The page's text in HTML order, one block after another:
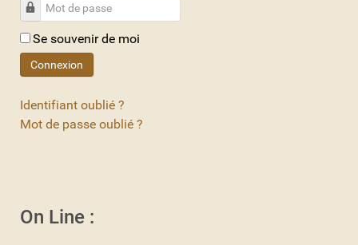
Mot de passe
Se souvenir de moi
Connexion
Identifiant oublié ?
Mot de passe oublié ?
On Line :